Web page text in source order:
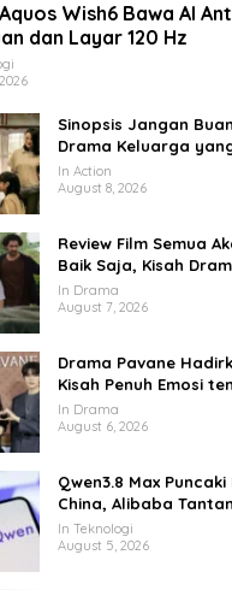
Wish6 Bawa AI
dan Layar 120 Hz
Sinopsis Jangan
Drama Keluarga
Menyentuh tentang
Sayang dan Bakti
In Action
August 8, 2026
Review Film Semua
Baik Saja, Kisah
Keluarga yang Sarat
tentang Kehilangan
In Drama
August 7, 2026
Drama Pavane
Kisah Penuh Emosi
Cinta, Penyesalan, dan
Kesempatan Memulai
In Drama
August 6, 2026
Qwen3.8 Max Puncaki
China, Alibaba
Pemain Global
In Teknologi
August 5, 2026